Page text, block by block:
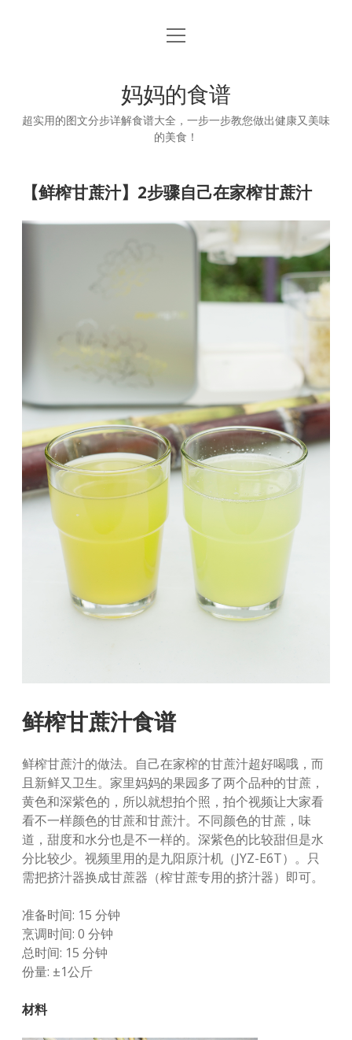
首页
open
妈妈的食谱
超实用的图文分步详解食谱大全，一步一步教您做出健康又美味
的美食！
【鲜榨甘蔗汁】2步骤自己在家榨甘蔗汁
鲜榨甘蔗汁食谱
鲜榨甘蔗汁的做法。自己在家榨的甘蔗汁超好喝哦，而
且新鲜又卫生。家里妈妈的果园多了两个品种的甘蔗，
黄色和深紫色的，所以就想拍个照，拍个视频让大家看
看不一样颜色的甘蔗和甘蔗汁。不同颜色的甘蔗，味
道，甜度和水分也是不一样的。深紫色的比较甜但是水
分比较少。视频里用的是九阳原汁机（JYZ-E6T）。只
需把挤汁器换成甘蔗器（榨甘蔗专用的挤汁器）即可。
准备时间: 15 分钟
烹调时间: 0 分钟
总时间: 15 分钟
份量: ±1公斤
材料